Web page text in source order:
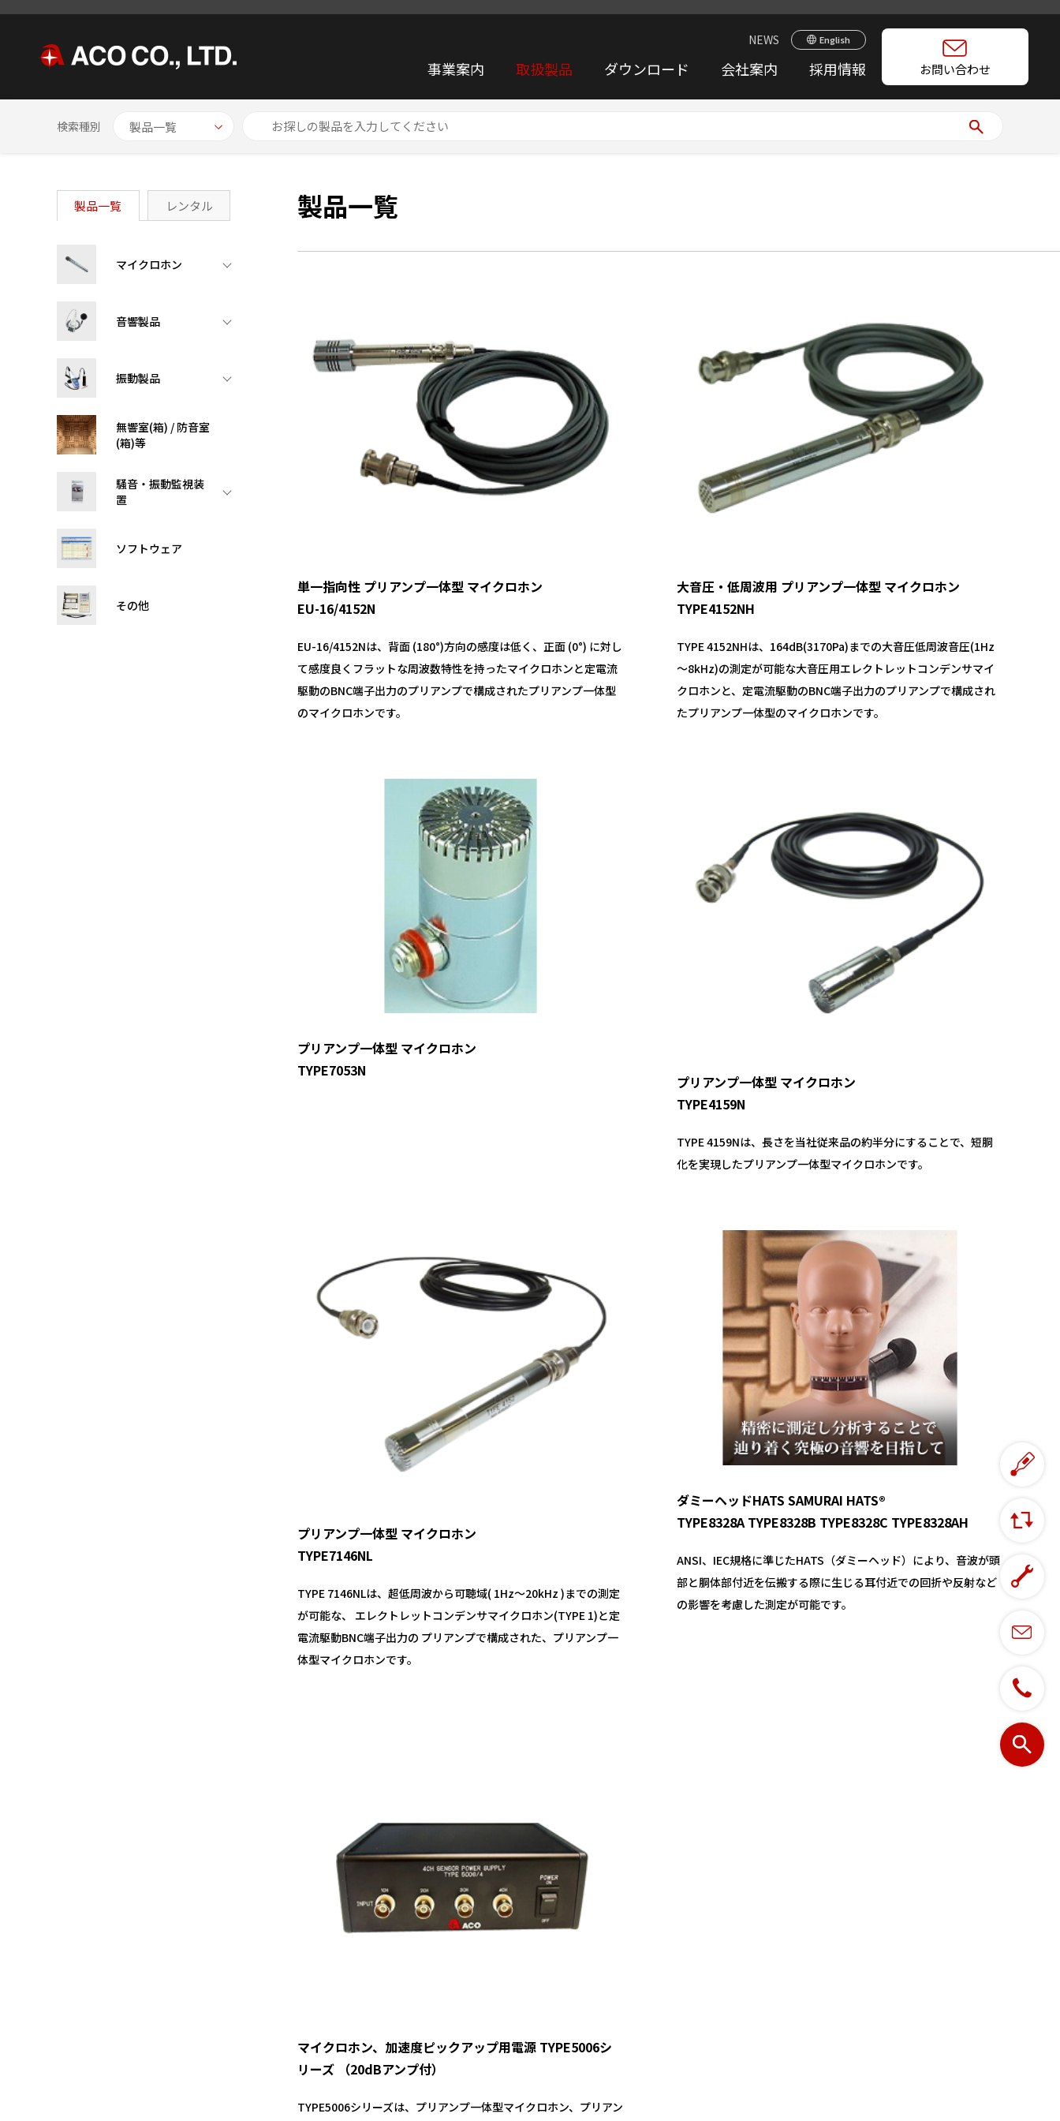
NEWS English
事業案内 取扱製品 ダウンロード 会社案内 採用情報 お問い合わせ
検索種別
HOME 製品一覧
製品一覧 レンタル
マイクロホン
音響製品
振動製品
無響室(箱) / 防音室
(箱)等
騒音・振動監視装
置
ソフトウェア
その他
製品一覧
単一指向性 プリアンプ一体型 マイクロホン
EU-16/4152N
EU-16/4152Nは、背面 (180°)方向の感度は低く、正面 (0°) に対し
て感度良くフラットな周波数特性を持ったマイクロホンと定電流
駆動のBNC端子出力のプリアンプで構成されたプリアンプ一体型
のマイクロホンです。
大音圧・低周波用 プリアンプ一体型 マイクロホン
TYPE4152NH
TYPE 4152NHは、164dB(3170Pa)までの大音圧低周波音圧(1Hz
～8kHz)の測定が可能な大音圧用エレクトレットコンデンサマイ
クロホンと、定電流駆動のBNC端子出力のプリアンプで構成され
たプリアンプ一体型のマイクロホンです。
プリアンプ一体型 マイクロホン
TYPE7053N
プリアンプ一体型 マイクロホン
TYPE4159N
TYPE 4159Nは、長さを当社従来品の約半分にすることで、短胴
化を実現したプリアンプ一体型マイクロホンです。
プリアンプ一体型 マイクロホン
TYPE7146NL
TYPE 7146NLは、超低周波から可聴域( 1Hz～20kHz )までの測定
が可能な、 エレクトレットコンデンサマイクロホン(TYPE 1)と定
電流駆動BNC端子出力の プリアンプで構成された、プリアンプ一
体型マイクロホンです。
ダミーヘッドHATS SAMURAI HATS®
TYPE8328A TYPE8328B TYPE8328C TYPE8328AH
ANSI、IEC規格に準じたHATS（ダミーヘッド）により、音波が頭
部と胴体部付近を伝搬する際に生じる耳付近での回折や反射など
の影響を考慮した測定が可能です。
マイクロホン、加速度ピックアップ用電源 TYPE5006シ
リーズ （20dBアンプ付）
TYPE5006シリーズは、プリアンプ一体型マイクロホン、プリアン